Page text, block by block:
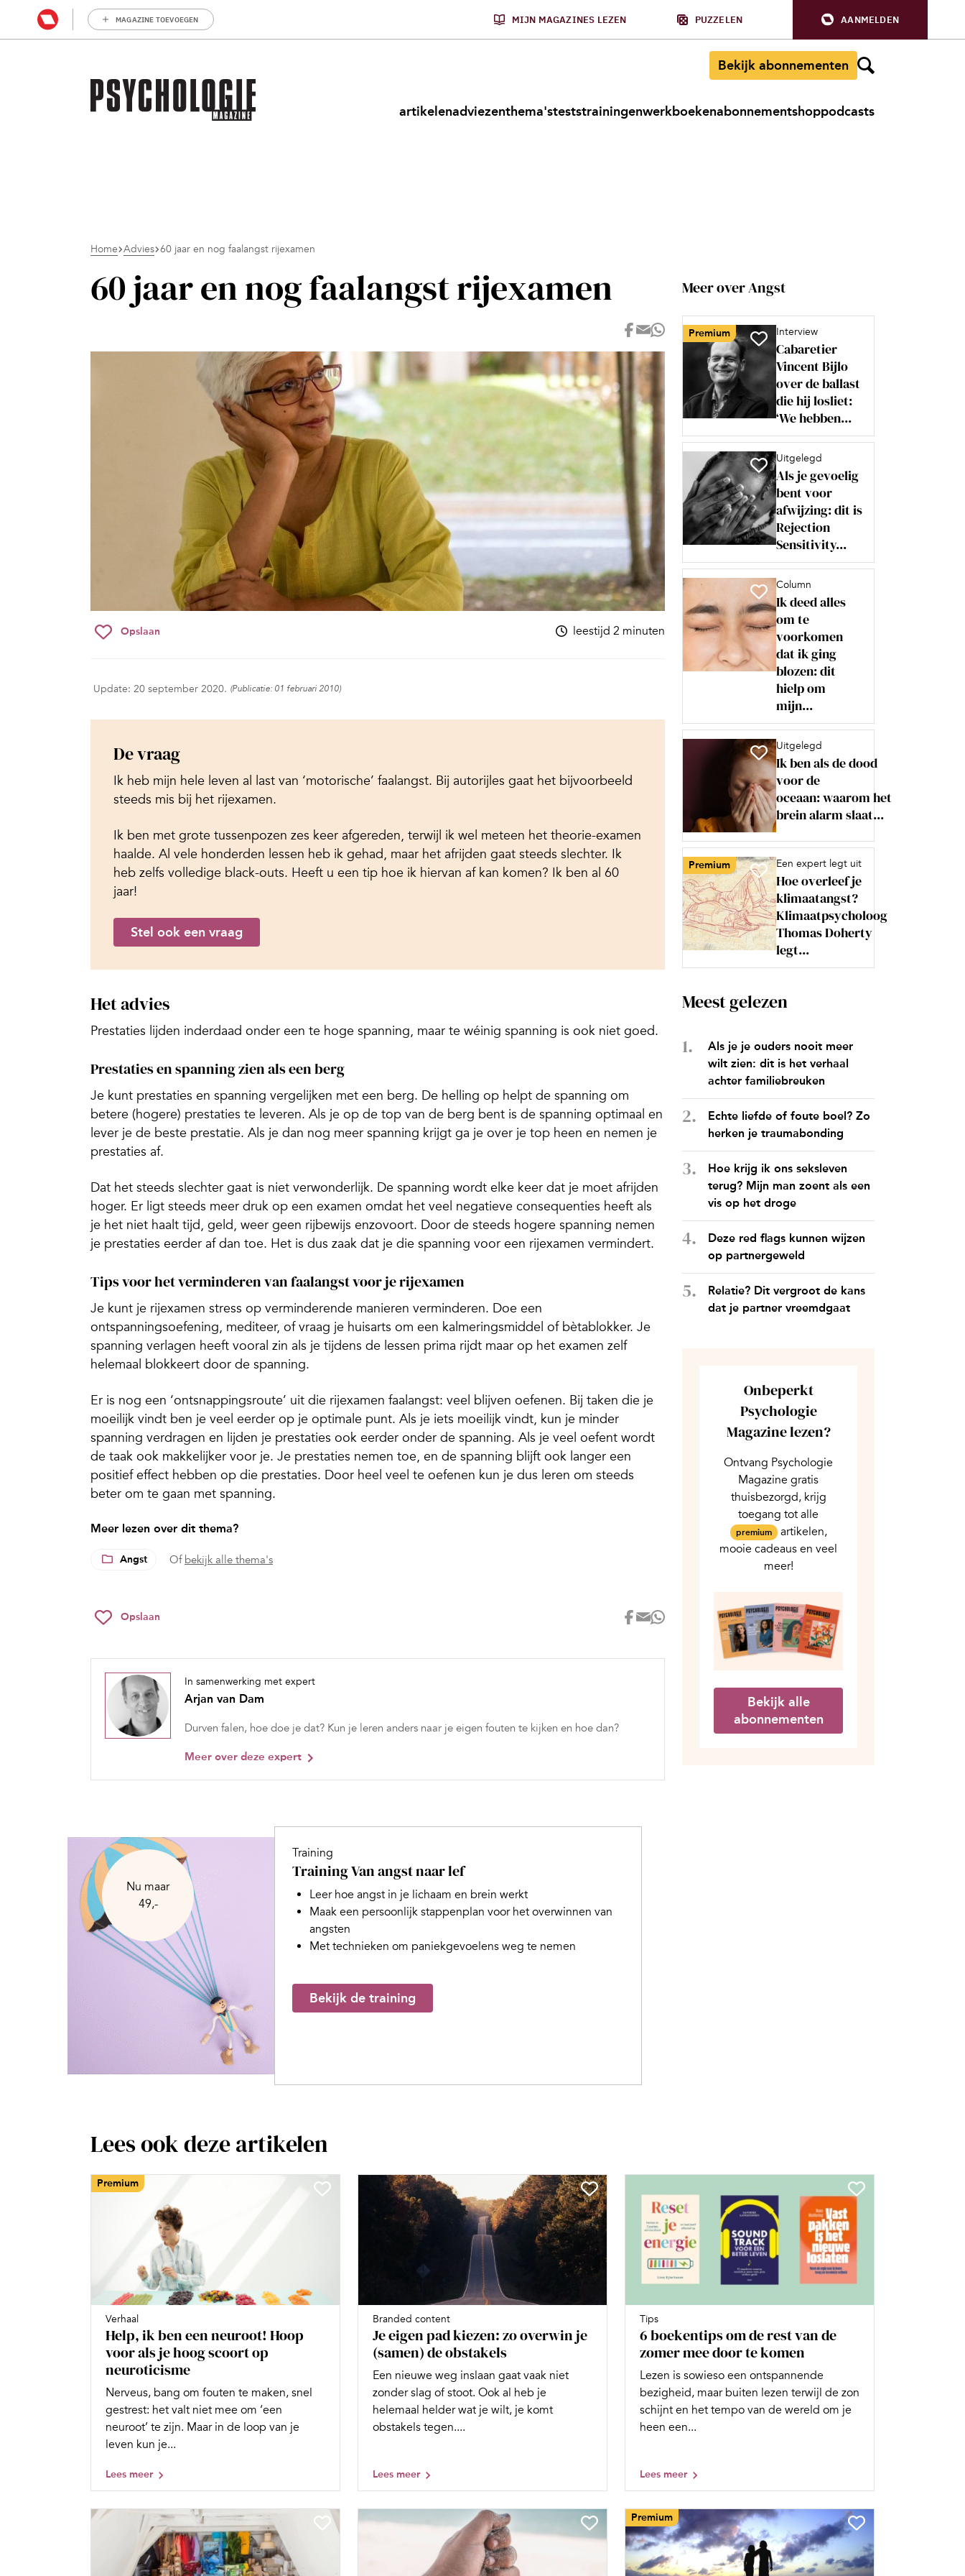
MAGAZINE TOEVOEGEN MIJN MAGAZINES LEZEN PUZZELEN AANMELDEN
Bekijk abonnementen
artikelenadviezenthema'steststrainingenwerkboekenabonnementshoppodcasts
Home Advies 60 jaar en nog faalangst rijexamen
60 jaar en nog faalangst rijexamen
Opslaan leestijd 2 minuten
Update: 20 september 2020. (Publicatie: 01 februari 2010)
De vraag
Ik heb mijn hele leven al last van ‘motorische’ faalangst. Bij autorijles gaat het bijvoorbeeld
steeds mis bij het rijexamen.
Ik ben met grote tussenpozen zes keer afgereden, terwijl ik wel meteen het theorie-examen
haalde. Al vele honderden lessen heb ik gehad, maar het afrijden gaat steeds slechter. Ik
heb zelfs volledige black-outs. Heeft u een tip hoe ik hiervan af kan komen? Ik ben al 60
jaar!
Stel ook een vraag
Het advies
Prestaties lijden inderdaad onder een te hoge spanning, maar te wéinig spanning is ook niet goed.
Prestaties en spanning zien als een berg
Je kunt prestaties en spanning vergelijken met een berg. De helling op helpt de spanning om
betere (hogere) prestaties te leveren. Als je op de top van de berg bent is de spanning optimaal en
lever je de beste prestatie. Als je dan nog meer spanning krijgt ga je over je top heen en nemen je
prestaties af.
Dat het steeds slechter gaat is niet verwonderlijk. De spanning wordt elke keer dat je moet afrijden
hoger. Er ligt steeds meer druk op een examen omdat het veel negatieve consequenties heeft als
je het niet haalt tijd, geld, weer geen rijbewijs enzovoort. Door de steeds hogere spanning nemen
je prestaties eerder af dan toe. Het is dus zaak dat je die spanning voor een rijexamen vermindert.
Tips voor het verminderen van faalangst voor je rijexamen
Je kunt je rijexamen stress op verminderende manieren verminderen. Doe een
ontspanningsoefening, mediteer, of vraag je huisarts om een kalmeringsmiddel of bètablokker. Je
spanning verlagen heeft vooral zin als je tijdens de lessen prima rijdt maar op het examen zelf
helemaal blokkeert door de spanning.
Er is nog een ‘ontsnappingsroute’ uit die rijexamen faalangst: veel blijven oefenen. Bij taken die je
moeilijk vindt ben je veel eerder op je optimale punt. Als je iets moeilijk vindt, kun je minder
spanning verdragen en lijden je prestaties ook eerder onder de spanning. Als je veel oefent wordt
de taak ook makkelijker voor je. Je prestaties nemen toe, en de spanning blijft ook langer een
positief effect hebben op die prestaties. Door heel veel te oefenen kun je dus leren om steeds
beter om te gaan met spanning.
Meer lezen over dit thema?
Angst Of bekijk alle thema's
Opslaan
In samenwerking met expert
Arjan van Dam
Durven falen, hoe doe je dat? Kun je leren anders naar je eigen fouten te kijken en hoe dan?
Meer over deze expert
Training
Training Van angst naar lef
Leer hoe angst in je lichaam en brein werkt
Maak een persoonlijk stappenplan voor het overwinnen van
angsten
Met technieken om paniekgevoelens weg te nemen
Bekijk de training
Nu maar
49,-
Meer over Angst
Premium Interview
Cabaretier
Vincent Bijlo
over de ballast
die hij losliet:
‘We hebben...
Uitgelegd
Als je gevoelig
bent voor
afwijzing: dit is
Rejection
Sensitivity...
Column
Ik deed alles
om te
voorkomen
dat ik ging
blozen: dit
hielp om
mijn...
Uitgelegd
Ik ben als de dood
voor de
oceaan: waarom het
brein alarm slaat...
Premium Een expert legt uit
Hoe overleef je
klimaatangst?
Klimaatpsycholoog
Thomas Doherty
legt...
Meest gelezen
Als je je ouders nooit meer
wilt zien: dit is het verhaal
achter familiebreuken
Echte liefde of foute boel? Zo
herken je traumabonding
Hoe krijg ik ons seksleven
terug? Mijn man zoent als een
vis op het droge
Deze red flags kunnen wijzen
op partnergeweld
Relatie? Dit vergroot de kans
dat je partner vreemdgaat
Onbeperkt
Psychologie
Magazine lezen?
Ontvang Psychologie
Magazine gratis
thuisbezorgd, krijg
toegang tot alle
premium artikelen,
mooie cadeaus en veel
meer!
Bekijk alle
abonnementen
Lees ook deze artikelen
Premium
Verhaal
Help, ik ben een neuroot! Hoop
voor als je hoog scoort op
neuroticisme
Nerveus, bang om fouten te maken, snel
gestrest: het valt niet mee om ‘een
neuroot’ te zijn. Maar in de loop van je
leven kun je...
Lees meer
Branded content
Je eigen pad kiezen: zo overwin je
(samen) de obstakels
Een nieuwe weg inslaan gaat vaak niet
zonder slag of stoot. Ook al heb je
helemaal helder wat je wilt, je komt
obstakels tegen....
Lees meer
Tips
6 boekentips om de rest van de
zomer mee door te komen
Lezen is sowieso een ontspannende
bezigheid, maar buiten lezen terwijl de zon
schijnt en het tempo van de wereld om je
heen een...
Lees meer
Premium